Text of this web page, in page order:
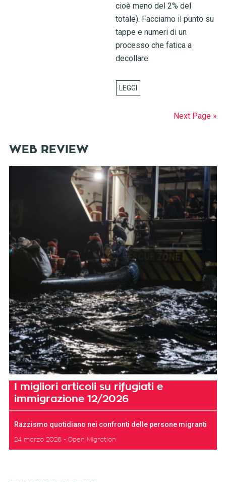
cioè meno del 2% del
totale). Facciamo il punto su
tappe e numeri di un
processo che fatica a
decollare.
Next Page »
WEB REVIEW
I migliori articoli su rifugiati e
immigrazione 12/2026
Razzismo quotidiano nei confronti delle persone migranti
24 marzo 2026 Open Migration